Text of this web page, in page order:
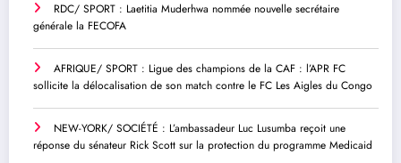
RDC/ SPORT : Laetitia Muderhwa nommée nouvelle secrétaire
générale la FECOFA
AFRIQUE/ SPORT : Ligue des champions de la CAF : l’APR FC
sollicite la délocalisation de son match contre le FC Les Aigles du Congo
NEW-YORK/ SOCIÉTÉ : L’ambassadeur Luc Lusumba reçoit une
réponse du sénateur Rick Scott sur la protection du programme Medicaid